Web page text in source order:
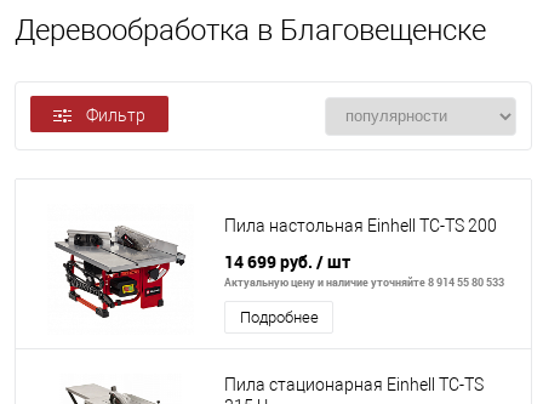
Деревообработка в Благовещенске
Фильтр
Пила настольная Einhell TC-TS 200
14 699 руб. / шт
Актуальную цену и наличие уточняйте 8 914 55 80 533
Подробнее
Пила стационарная Einhell TC-TS